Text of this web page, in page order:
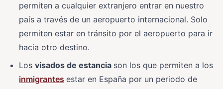
permiten a cualquier extranjero entrar en nuestro
país a través de un aeropuerto internacional. Solo
permiten estar en tránsito por el aeropuerto para ir
hacia otro destino.
Los visados de estancia son los que permiten a los
inmigrantes estar en España por un periodo de